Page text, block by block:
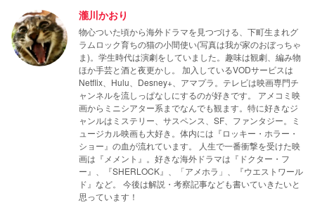
瀧川かおり
物心ついた頃から海外ドラマを見つづける、下町生まれグ
ラムロック育ちの猫の小間使い(写真は我が家のおぼっちゃ
ま)。学生時代は演劇をしていました。趣味は観劇、編み物
ほか手芸と酒と夜更かし。 加入しているVODサービスは
Netflix、Hulu、Desney+、アマプラ。テレビは映画専門チ
ャンネルを流しっぱなしにするのが好きです。 アメコミ映
画からミニシアター系までなんでも観ます。特に好きなジ
ャンルはミステリー、サスペンス、SF、ファンタジー。ミ
ュージカル映画も大好き。体内には『ロッキー・ホラー・
ショー』の血が流れています。 人生で一番衝撃を受けた映
画は『メメント』。好きな海外ドラマは『ドクター・フ
ー』、『SHERLOCK』、「アメホラ」、『ウエストワール
ド』など。 今後は解説・考察記事なども書いていきたいと
思っています！